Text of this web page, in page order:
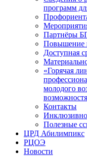
программ
Партнёры
Повышение
Доступная
«Горячая
молодого
Контакты
Полезные
ЦРД Абилимпикс
РЦОЭ
Новости